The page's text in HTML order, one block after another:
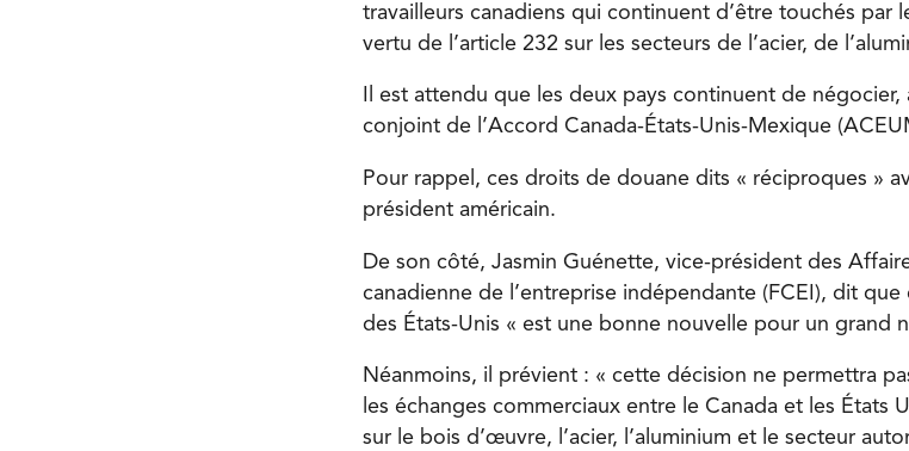
travailleurs canadiens qui continuent d’être touchés par
vertu de l’article 232 sur les secteurs de l’acier, de
Il est attendu que les deux pays continuent de
conjoint de l’Accord Canada-États-Unis-Mexique
Pour rappel, ces droits de douane dits « réciproques »
président américain.
De son côté, Jasmin Guénette, vice-président des
canadienne de l’entreprise indépendante (FCEI), dit
des États-Unis « est une bonne nouvelle pour un grand
Néanmoins, il prévient : « cette décision ne permettra
les échanges commerciaux entre le Canada et les États
sur le bois d’œuvre, l’acier, l’aluminium et le secteur